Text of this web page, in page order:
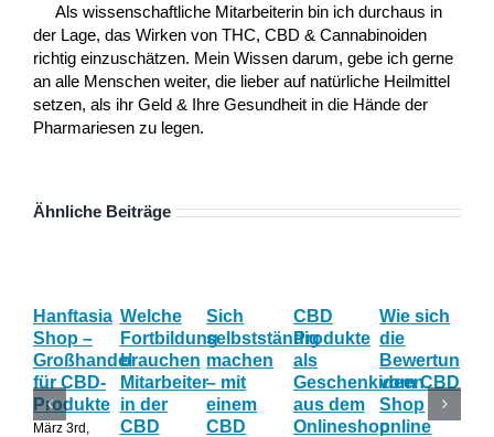
Als wissenschaftliche Mitarbeiterin bin ich durchaus in
der Lage, das Wirken von THC, CBD & Cannabinoiden
richtig einzuschätzen. Mein Wissen darum, gebe ich gerne
an alle Menschen weiter, die lieber auf natürliche Heilmittel
setzen, als ihr Geld & Ihre Gesundheit in die Hände der
Pharmariesen zu legen.
Ähnliche Beiträge
Hanftasia
Shop –
Großhandel
für CBD-
Produkte
März 3rd,
Welche
Fortbildung
brauchen
Mitarbeiter
in der
CBD
Sich
selbstständig
machen
– mit
einem
CBD
CBD
Produkte
als
Geschenkideen
aus dem
Onlineshop
Wie sich
die
Bewertung
vom CBD
Shop
online